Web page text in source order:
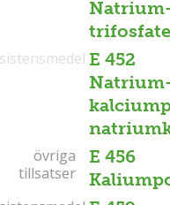
E 452
E 456
övriga
tillsatser
övriga
tillsatser